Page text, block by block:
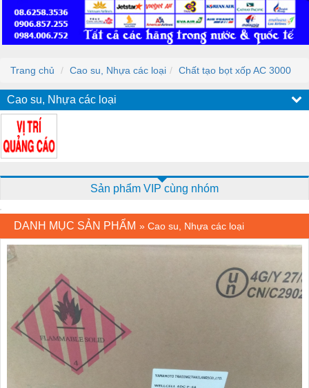
Trang chủ Cao su, Nhựa các loại Chất tạo bọt xốp AC 3000
Cao su, Nhựa các loại
Sản phẩm VIP cùng nhóm
DANH MỤC SẢN PHẨM » Cao su, Nhựa các loại